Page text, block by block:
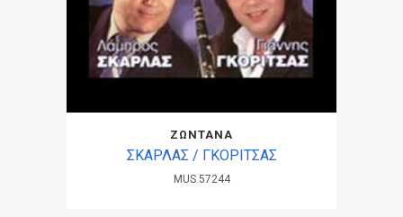
ΖΩΝΤΑΝΑ
ΣΚΑΡΛΑΣ / ΓΚΟΡΙΤΣΑΣ
MUS.57244